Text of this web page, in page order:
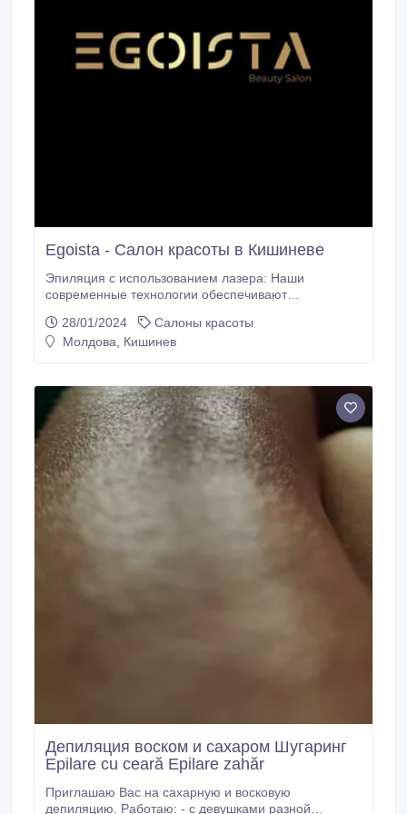
Egoista - Салон красоты в Кишиневе
Эпиляция с использованием лазера: Наши
современные технологии обеспечивают
лазером, даря вам забвение о нежелательных
волосах на продолжительный период времени.
кожей, а также процедуры для улучшения её
состояния и внешнего вида.
28/01/2024
Салоны красоты
Молдова, Кишинев
Депиляция воском и сахаром Шугаринг
Epilare cu ceară Epilare zahăr
Приглашаю Вас на сахарную и восковую
депиляцию. Работаю: - с девушками разной